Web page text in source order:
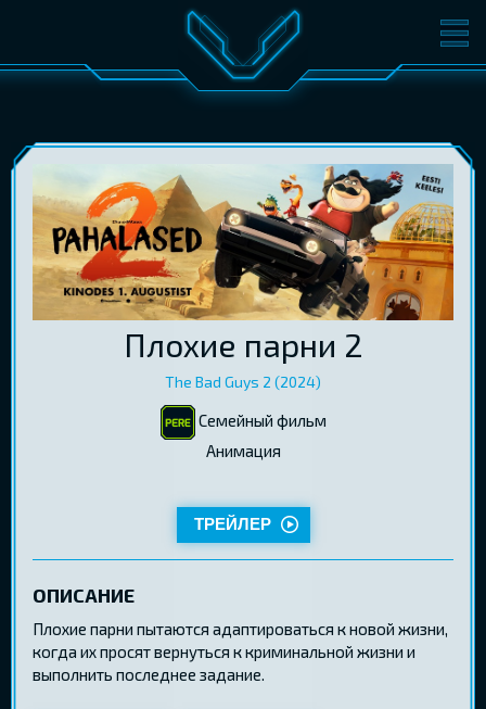
ФИЛЬМЫ БИЛЕТЫ
КОНФЕРЕНЦИИ КИНОКЛУБ-V
ПОДАРОЧНЫЕ КАРТЫ
ENGПлохие парни 2
The Bad Guys 2 (2024)
Семейный фильм
Aнимация
ТРЕЙЛЕР
ОПИСАНИЕ
Плохие парни пытаются адаптироваться к новой жизни,
когда их просят вернуться к криминальной жизни и
выполнить последнее задание.